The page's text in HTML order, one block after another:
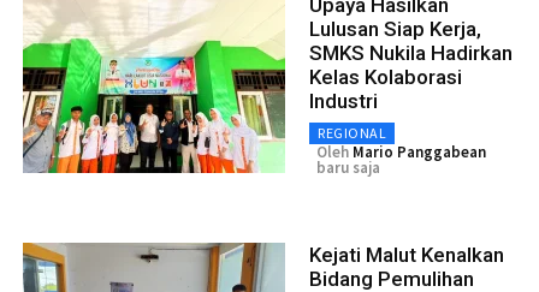
Lulusan Siap Kerja,
SMKS Nukila Hadirkan
Kelas Kolaborasi
Industri
REGIONAL
Oleh Mario Panggabean
baru saja
Kejati Malut Kenalkan
Bidang Pemulihan